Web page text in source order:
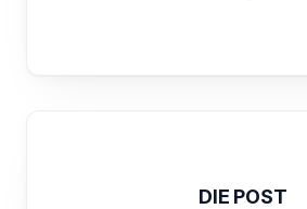
DIE POST